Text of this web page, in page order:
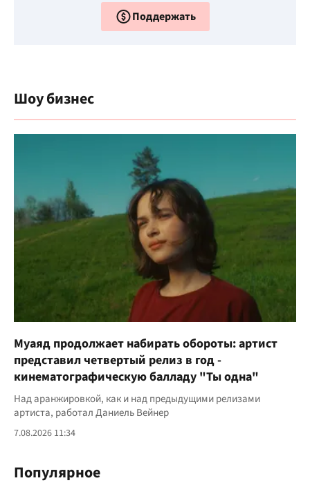
Поддержать
Шоу бизнес
Муаяд продолжает набирать обороты: артист
представил четвертый релиз в год -
кинематографическую балладу "Ты одна"
Над аранжировкой, как и над предыдущими релизами
артиста, работал Даниель Вейнер
7.08.2026 11:34
Популярное